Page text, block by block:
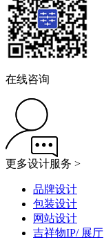
在线咨询
更多设计服务 >
品牌设计
包装设计
网站设计
吉祥物IP/ 展厅